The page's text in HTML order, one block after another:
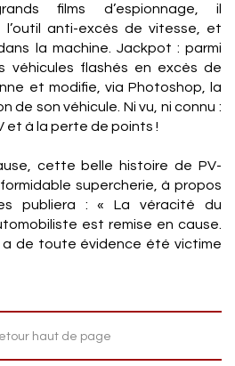
films d’espionnage, il
l’outil anti-excès de vitesse, et
la machine. Jackpot : parmi
véhicules flashés en excès de
et modifie, via Photoshop, la
de son véhicule. Ni vu, ni connu :
et à la perte de points !
cette belle histoire de PV-
supercherie, à propos
publiera : « La véracité du
est remise en cause.
de toute évidence été victime
haut de page